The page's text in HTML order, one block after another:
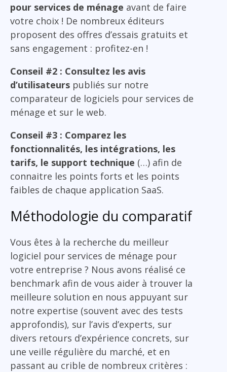
pour services de ménage avant de faire
votre choix ! De nombreux éditeurs
proposent des offres d’essais gratuits et
sans engagement : profitez-en !
Conseil #2 : Consultez les avis
d’utilisateurs publiés sur notre
comparateur de logiciels pour services de
ménage et sur le web.
Conseil #3 : Comparez les
fonctionnalités, les intégrations, les
tarifs, le support technique (…) afin de
connaitre les points forts et les points
faibles de chaque application SaaS.
Méthodologie du comparatif
Vous êtes à la recherche du meilleur
logiciel pour services de ménage pour
votre entreprise ? Nous avons réalisé ce
benchmark afin de vous aider à trouver la
meilleure solution en nous appuyant sur
notre expertise (souvent avec des tests
approfondis), sur l’avis d’experts, sur
divers retours d’expérience concrets, sur
une veille régulière du marché, et en
passant au crible de nombreux critères :